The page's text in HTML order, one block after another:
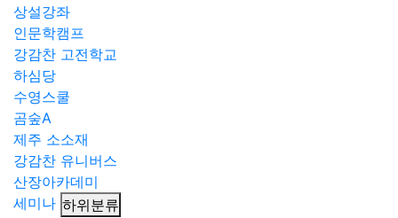
상설강좌
인문학캠프
강감찬 고전학교
하심당
수영스쿨
곰숲A
제주 소소재
강감찬 유니버스
산장아카데미
세미나 하위분류